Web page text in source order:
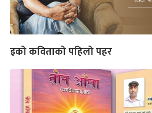
इको कविताको पहिलो पहर